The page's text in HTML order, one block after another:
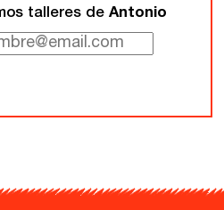
talleres de Antonio